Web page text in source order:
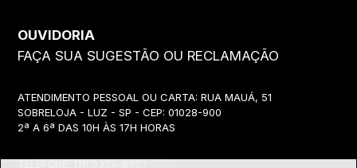
OUVIDORIA
FAÇA SUA SUGESTÃO OU RECLAMAÇÃO
ATENDIMENTO PESSOAL OU CARTA: RUA MAUÁ, 51
SOBRELOJA - LUZ - SP - CEP: 01028-900
2ª A 6ª DAS 10H ÀS 17H HORAS